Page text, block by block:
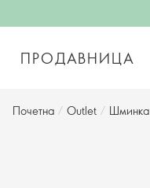
ПРОДАВНИЦА
Почетна / Outlet / Шминка